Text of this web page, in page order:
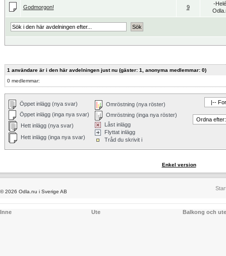
Godmorgon! 9
-
1 användare är i den här avdelningen just nu (gäster: 1, anonyma medlemmar: 0)
0 medlemmar:
Öppet inlägg (nya svar)
Öppet inlägg (inga nya svar)
Hett inlägg (nya svar)
Hett inlägg (inga nya svar)
Omröstning (nya röster)
Omröstning (inga nya röster)
Låst inlägg
Flyttat inlägg
Tråd du skrivit i
Enkel version
© 2026 Odla.nu i Sverige AB
Inne Ute Balkong och